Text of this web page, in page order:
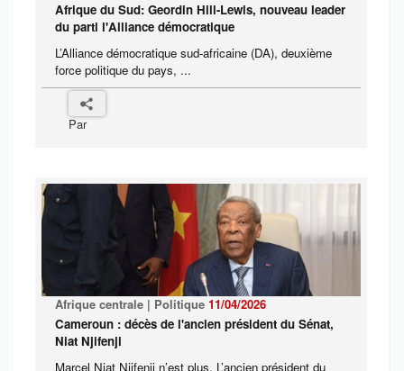
Afrique du Sud: Geordin Hill-Lewis, nouveau leader
du parti l'Alliance démocratique
L’Alliance démocratique sud-africaine (DA), deuxième
force politique du pays, ...
Par
Afrique centrale | Politique 11/04/2026
Cameroun : décès de l'ancien président du Sénat,
Niat Njifenji
Marcel Niat Njifenji n’est plus. L’ancien président du